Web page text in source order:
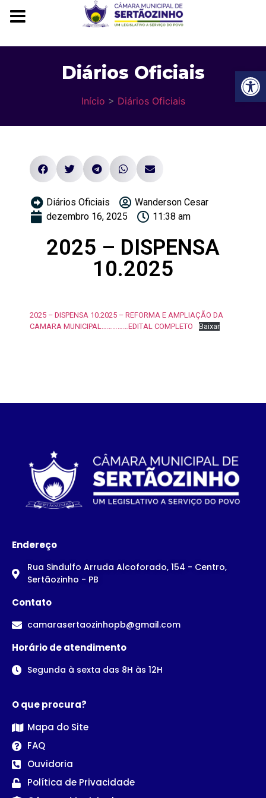
Diários Oficiais
Início > Diários Oficiais
Diários Oficiais
Wanderson Cesar
dezembro 16, 2025
11:38 am
2025 – DISPENSA
10.2025
2025 – DISPENSA 10.2025 – REFORMA E AMPLIAÇÃO DA
CAMARA MUNICIPAL……………EDITAL COMPLETO
Baixar
Endereço
Rua Sindulfo Arruda Alcoforado, 154 - Centro,
Sertãozinho - PB
Contato
camarasertaozinhopb@gmail.com
Horário de atendimento
Segunda à sexta das 8H às 12H
O que procura?
Mapa do Site
FAQ
Ouvidoria
Política de Privacidade